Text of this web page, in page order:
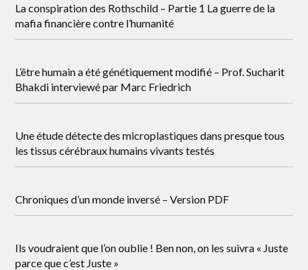
La conspiration des Rothschild – Partie 1 La guerre de la
mafia financière contre l’humanité
L’être humain a été génétiquement modifié – Prof. Sucharit
Bhakdi interviewé par Marc Friedrich
Une étude détecte des microplastiques dans presque tous
les tissus cérébraux humains vivants testés
Chroniques d’un monde inversé – Version PDF
Ils voudraient que l’on oublie ! Ben non, on les suivra « Juste
parce que c’est Juste »